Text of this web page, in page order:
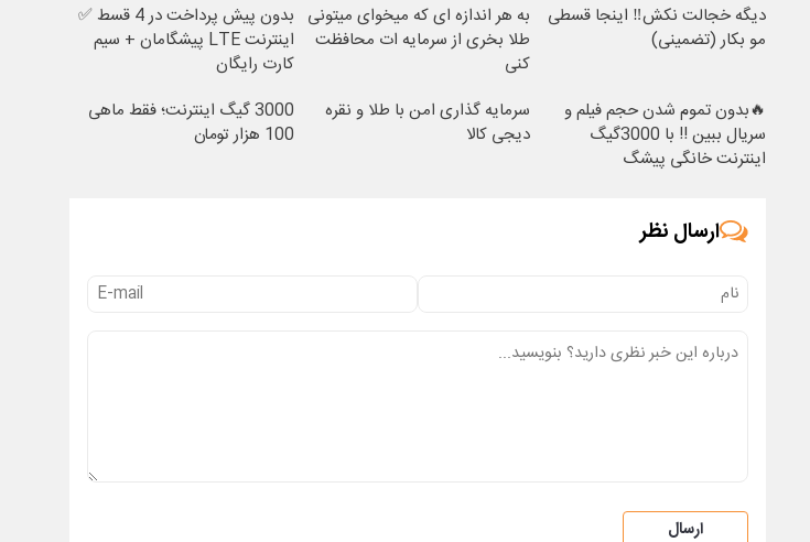
دیگه خجالت نکش‼️ اینجا قسطی
مو بکار (تضمینی)
به هر اندازه ای که میخوای میتونی
طلا بخری از سرمایه ات محافظت
کنی
بدون پیش پرداخت در 4 قسط ✅
اینترنت LTE پیشگامان + سیم
کارت رایگان
🔥بدون تموم شدن حجم فیلم و
سریال ببین !! با 3000گیگ
اینترنت خانگی پیشگ
سرمایه گذاری امن با طلا و نقره
دیجی کالا
3000 گیگ اینترنت؛ فقط ماهی
100 هزار تومان
ارسال نظر
ارسال